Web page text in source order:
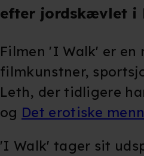
efter jordskævlet i
Filmen 'I Walk' er
filmkunstner,
Leth, der tidligere
og Det erotiske
'I Walk' tager sit